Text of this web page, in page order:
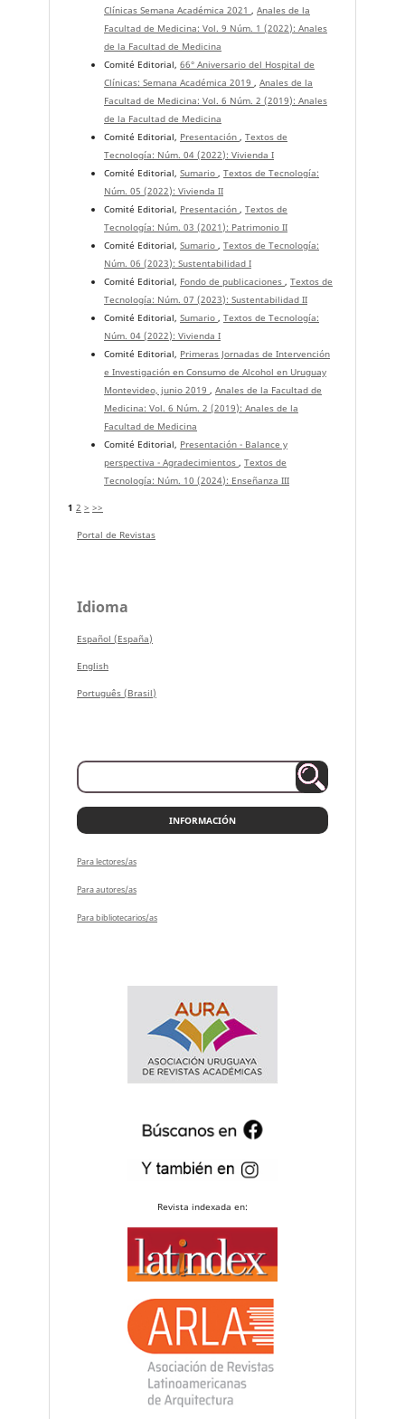
Clínicas Semana Académica 2021 , Anales de la
Facultad de Medicina: Vol. 9 Núm. 1 (2022): Anales
de la Facultad de Medicina
Comité Editorial, 66° Aniversario del Hospital de
Clínicas: Semana Académica 2019 , Anales de la
Facultad de Medicina: Vol. 6 Núm. 2 (2019): Anales
de la Facultad de Medicina
Comité Editorial, Presentación , Textos de
Tecnología: Núm. 04 (2022): Vivienda I
Comité Editorial, Sumario , Textos de Tecnología:
Núm. 05 (2022): Vivienda II
Comité Editorial, Presentación , Textos de
Tecnología: Núm. 03 (2021): Patrimonio II
Comité Editorial, Sumario , Textos de Tecnología:
Núm. 06 (2023): Sustentabilidad I
Comité Editorial, Fondo de publicaciones , Textos de
Tecnología: Núm. 07 (2023): Sustentabilidad II
Comité Editorial, Sumario , Textos de Tecnología:
Núm. 04 (2022): Vivienda I
Comité Editorial, Primeras Jornadas de Intervención
e Investigación en Consumo de Alcohol en Uruguay
Montevideo, junio 2019 , Anales de la Facultad de
Medicina: Vol. 6 Núm. 2 (2019): Anales de la
Facultad de Medicina
Comité Editorial, Presentación - Balance y
perspectiva - Agradecimientos , Textos de
Tecnología: Núm. 10 (2024): Enseñanza III
1 2 > >>
Portal de Revistas
Idioma
Español (España)
English
Português (Brasil)
INFORMACIÓN
Para lectores/as
Para autores/as
Para bibliotecarios/as
Revista indexada en: